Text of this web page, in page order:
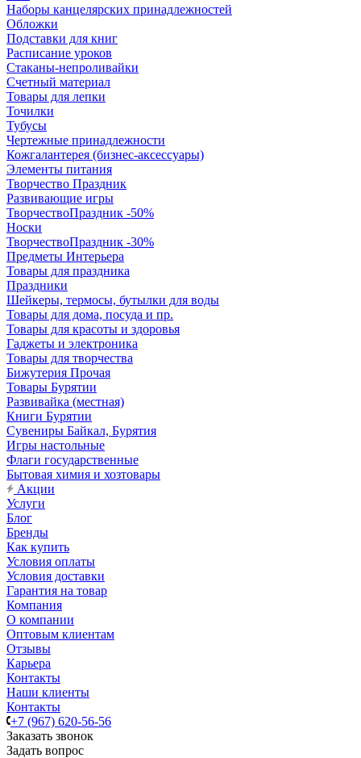
Наборы канцелярских принадлежностей
Обложки
Подставки для книг
Расписание уроков
Стаканы-непроливайки
Счетный материал
Товары для лепки
Точилки
Тубусы
Чертежные принадлежности
Кожгалантерея (бизнес-аксессуары)
Элементы питания
Творчество Праздник
Развивающие игры
ТворчествоПраздник -50%
Носки
ТворчествоПраздник -30%
Предметы Интерьера
Товары для праздника
Праздники
Шейкеры, термосы, бутылки для воды
Товары для дома, посуда и пр.
Товары для красоты и здоровья
Гаджеты и электроника
Товары для творчества
Бижутерия Прочая
Товары Бурятии
Развивайка (местная)
Книги Бурятии
Сувениры Байкал, Бурятия
Игры настольные
Флаги государственные
Бытовая химия и хозтовары
Акции
Услуги
Блог
Бренды
Как купить
Условия оплаты
Условия доставки
Гарантия на товар
Компания
О компании
Оптовым клиентам
Отзывы
Карьера
Контакты
Наши клиенты
Контакты
+7 (967) 620-56-56
Заказать звонок
Задать вопрос